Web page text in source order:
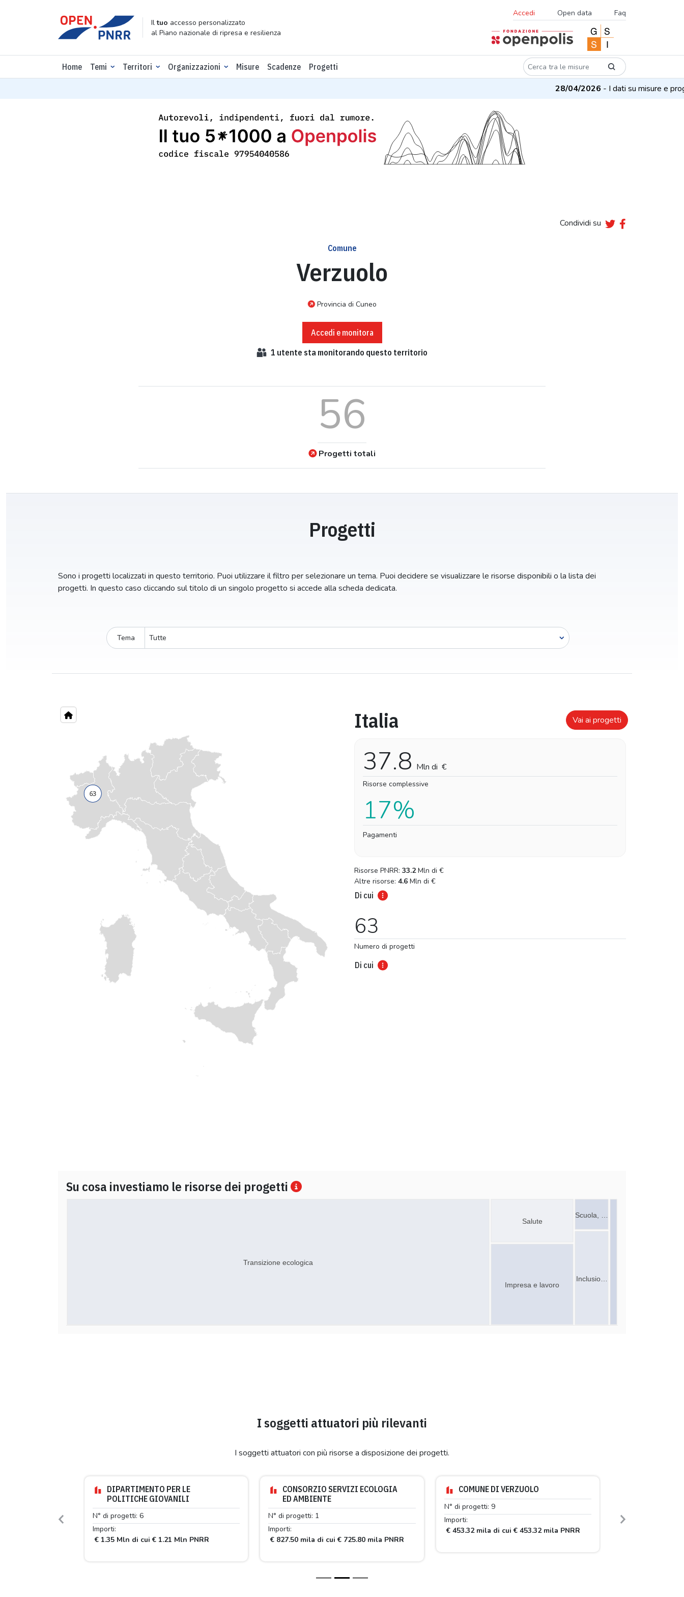
Iltuo accesso personalizzato
al Piano nazionale di ripresa e resilienza
Accedi Open data Faq
Home Temi Territori Organizzazioni Misure Scadenze Progetti
28/04/2026- I dati su misure e
Condividi su
Comune
Verzuolo
Provincia di Cuneo
Accedi e monitora
1 utente sta monitorando questo territorio
56
Progetti totali
Progetti
Sono i progetti localizzati in questo territorio. Puoi utilizzare il filtro per selezionare un tema. Puoi decidere se visualizzare le risorse disponibili o la lista dei
progetti. In questo caso cliccando sul titolo di un singolo progetto si accede alla scheda dedicata.
Tema
Complessivo
Italia Vai ai progetti
37.8 Mln di €
Risorse complessive
17%
Pagamenti
Risorse PNRR: 33.2 Mln di €
Altre risorse: 4.6 Mln di €
Di cui
63
Numero di progetti
Di cui
Su cosa investiamo le risorse dei progetti
Scuola, …
Impresa e lavoro
Inclusio…
Transizione ecologica
Salute
I soggetti attuatori più rilevanti
I soggetti attuatori con più risorse a disposizione dei progetti.
DIPARTIMENTO PER LE
POLITICHE GIOVANILI
N° di progetti: 6
Importi:
€ 1.35 Mln di cui € 1.21 Mln PNRR
CONSORZIO SERVIZI ECOLOGIA
ED AMBIENTE
N° di progetti: 1
Importi:
€ 827.50 mila di cui € 725.80 mila PNRR
COMUNE DI VERZUOLO
N° di progetti: 9
Importi:
€ 453.32 mila di cui € 453.32 mila PNRR
Previous Next